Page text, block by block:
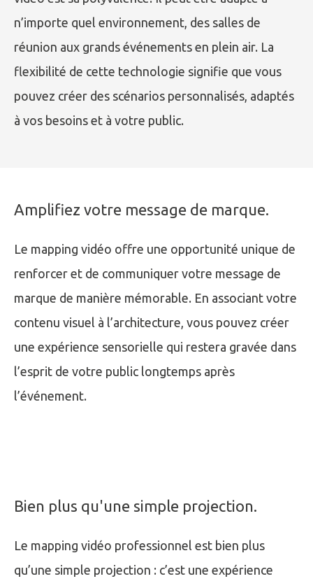
n’importe quel environnement, des salles de
réunion aux grands événements en plein air. La
flexibilité de cette technologie signifie que vous
pouvez créer des scénarios personnalisés, adaptés
à vos besoins et à votre public.
Amplifiez votre message de marque.
Le mapping vidéo offre une opportunité unique de
renforcer et de communiquer votre message de
marque de manière mémorable. En associant votre
contenu visuel à l’architecture, vous pouvez créer
une expérience sensorielle qui restera gravée dans
l’esprit de votre public longtemps après
l’événement.
Bien plus qu'une simple projection.
Le mapping vidéo professionnel est bien plus
qu’une simple projection : c’est une expérience